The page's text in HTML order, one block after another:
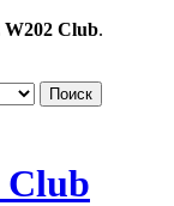
W202 Club.
Club